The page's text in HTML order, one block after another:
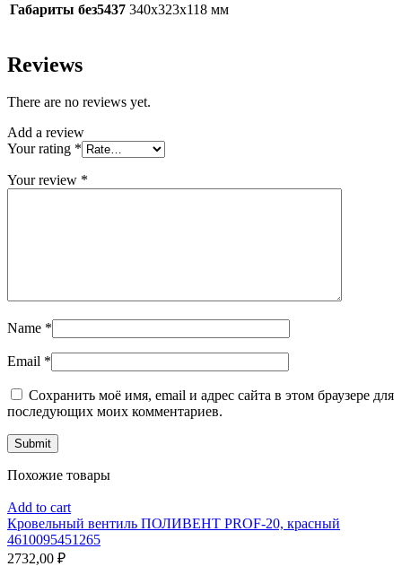
Габариты без5437 340х323х118 мм
Reviews
There are no reviews yet.
Add a review
Your rating *
Your review *
Name *
Email *
Сохранить моё имя, email и адрес сайта в этом браузере для
последующих моих комментариев.
Похожие товары
Add to cart
Кровельный вентиль ПОЛИВЕНТ PROF-20, красный
4610095451265
2732,00 ₽